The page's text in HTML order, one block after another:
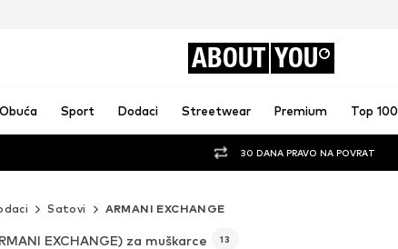
ABOUT YOU
Obuća Sport Dodaci Streetwear Premium Top 100
30 DANA PRAVO NA POVRAT
Satovi ARMANI EXCHANGE
EXCHANGE) za muškarce 13